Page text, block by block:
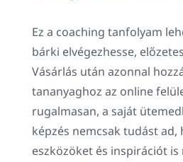
Ez a coaching tanfolyam
bárki elvégezhesse,
Vásárlás után azonnal
tananyaghoz az online
rugalmasan, a saját
képzés nemcsak tudást
eszközöket és inspirációt